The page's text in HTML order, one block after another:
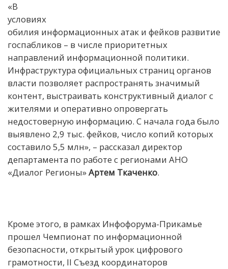
«В
условиях
обилия информационных атак и фейков развитие
госпабликов – в числе приоритетных
направлений информационной политики.
Инфраструктура официальных страниц органов
власти позволяет распространять значимый
контент, выстраивать конструктивный диалог с
жителями и оперативно опровергать
недостоверную информацию. С начала года было
выявлено 2,9 тыс. фейков, число копий которых
составило 5,5 млн», – рассказал директор
департамента по работе с регионами АНО
«Диалог Регионы»Артем Ткаченко.
Кроме этого, в рамках Инфофорума-Прикамье
прошел Чемпионат по информационной
безопасности, открытый урок цифрового
грамотности, II Съезд координаторов